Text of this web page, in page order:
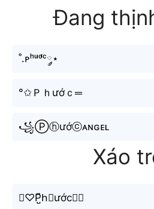
Đang
˚.ᴘʰᵘ̛ᵒ̛́ᶜ༘⋆
°✩Ｐｈướｃ═
꧁Ⓟⓗướⓒᴀɴɢᴇʟ
Xáo
⊹♡P̺͆h⃣ước⊶𝑴